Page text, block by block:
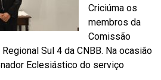
Criciúma os
membros da
Comissão
Sul 4 da CNBB. Na ocasião
Eclesiástico do serviço